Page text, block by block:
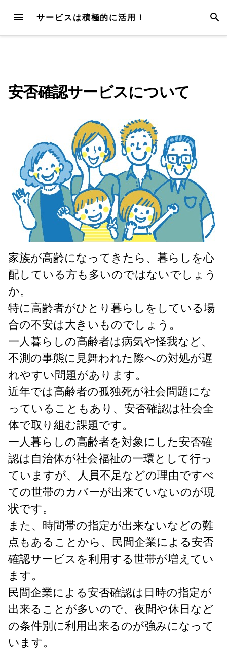
content
MENU サービスは積極的に活用！
安否確認サービスについて
家族が高齢になってきたら、暮らしを心
配している方も多いのではないでしょう
か。
特に高齢者がひとり暮らしをしている場
合の不安は大きいものでしょう。
一人暮らしの高齢者は病気や怪我など、
不測の事態に見舞われた際への対処が遅
れやすい問題があります。
近年では高齢者の孤独死が社会問題にな
っていることもあり、安否確認は社会全
体で取り組む課題です。
一人暮らしの高齢者を対象にした安否確
認は自治体が社会福祉の一環として行っ
ていますが、人員不足などの理由ですべ
ての世帯のカバーが出来ていないのが現
状です。
また、時間帯の指定が出来ないなどの難
点もあることから、民間企業による安否
確認サービスを利用する世帯が増えてい
ます。
民間企業による安否確認は日時の指定が
出来ることが多いので、夜間や休日など
の条件別に利用出来るのが強みになって
います。